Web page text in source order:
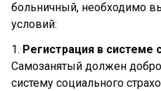
больничный, необходимо
условий:
1. Регистрация в системе
Самозанятый должен
систему социального